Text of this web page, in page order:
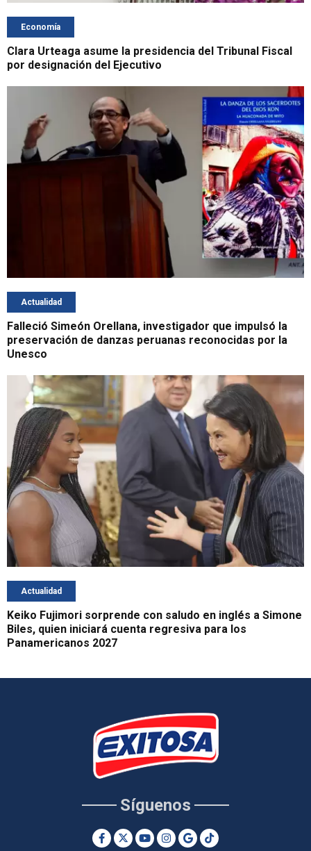
Economía
Clara Urteaga asume la presidencia del Tribunal Fiscal
por designación del Ejecutivo
Actualidad
Falleció Simeón Orellana, investigador que impulsó la
preservación de danzas peruanas reconocidas por la
Unesco
Actualidad
Keiko Fujimori sorprende con saludo en inglés a Simone
Biles, quien iniciará cuenta regresiva para los
Panamericanos 2027
Síguenos